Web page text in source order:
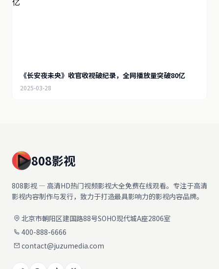
《长安夜未央》收官收视破纪录，全网播放量突破80亿
2025-03-28
808影视
808影视 — 高清HD热门视频影视大全免费在线观看。专注于高清
影视内容制作与发行，致力于打造最具影响力的影视内容品牌。
北京市朝阳区建国路88号SOHO现代城A座2806室
400-888-6666
contact@juzumedia.com